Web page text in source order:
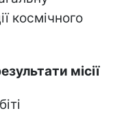
космічного
місії